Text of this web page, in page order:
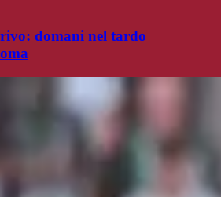
domani nel tardo